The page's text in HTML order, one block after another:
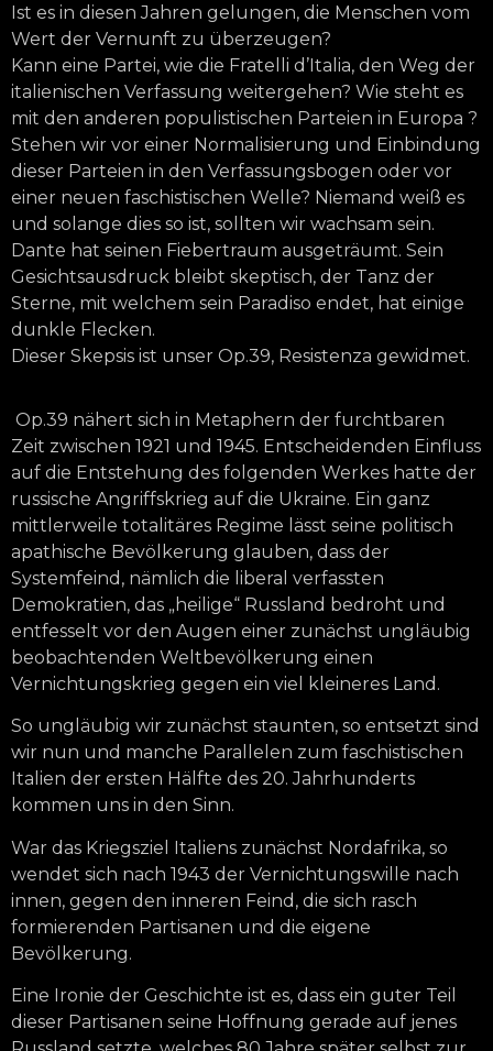
Ist es in diesen Jahren gelungen, die Menschen vom
Wert der Vernunft zu überzeugen?
Kann eine Partei, wie die Fratelli d’Italia, den Weg der
italienischen Verfassung weitergehen? Wie steht es
mit den anderen populistischen Parteien in Europa ?
Stehen wir vor einer Normalisierung und Einbindung
dieser Parteien in den Verfassungsbogen oder vor
einer neuen faschistischen Welle? Niemand weiß es
und solange dies so ist, sollten wir wachsam sein.
Dante hat seinen Fiebertraum ausgeträumt. Sein
Gesichtsausdruck bleibt skeptisch, der Tanz der
Sterne, mit welchem sein Paradiso endet, hat einige
dunkle Flecken.
Dieser Skepsis ist unser Op.39, Resistenza gewidmet.
Op.39 nähert sich in Metaphern der furchtbaren
Zeit zwischen 1921 und 1945. Entscheidenden Einfluss
auf die Entstehung des folgenden Werkes hatte der
russische Angriffskrieg auf die Ukraine. Ein ganz
mittlerweile totalitäres Regime lässt seine politisch
apathische Bevölkerung glauben, dass der
Systemfeind, nämlich die liberal verfassten
Demokratien, das „heilige“ Russland bedroht und
entfesselt vor den Augen einer zunächst ungläubig
beobachtenden Weltbevölkerung einen
Vernichtungskrieg gegen ein viel kleineres Land.
So ungläubig wir zunächst staunten, so entsetzt sind
wir nun und manche Parallelen zum faschistischen
Italien der ersten Hälfte des 20. Jahrhunderts
kommen uns in den Sinn.
War das Kriegsziel Italiens zunächst Nordafrika, so
wendet sich nach 1943 der Vernichtungswille nach
innen, gegen den inneren Feind, die sich rasch
formierenden Partisanen und die eigene
Bevölkerung.
Eine Ironie der Geschichte ist es, dass ein guter Teil
dieser Partisanen seine Hoffnung gerade auf jenes